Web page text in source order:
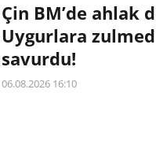
Çin BM’de ahlak
Uygurlara
savurdu!
06.08.2026 16:10